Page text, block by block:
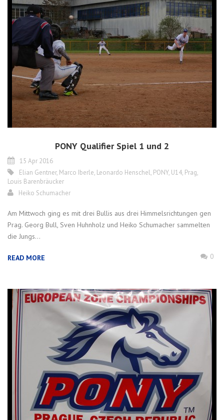
PONY Qualifier Spiel 1 und 2
15 Apr 2016
Elian Gentner, Marco Iberle, Leonardo Henschel, PONY, U14, Prag,
Louis Barenbräucker
Heiko Schumacher
Am Mittwoch ging es mit drei Bullis aus drei Himmelsrichtungen gen
Prag. Georg Bull, Sven Huhnholz und Heiko Schumacher sammelten
die Jungs...
READ MORE 0